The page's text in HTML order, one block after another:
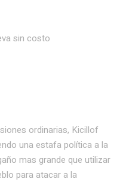
sin costo
ordinarias, Kicillof
una estafa política a la
mas grande que utilizar
para atacar a la